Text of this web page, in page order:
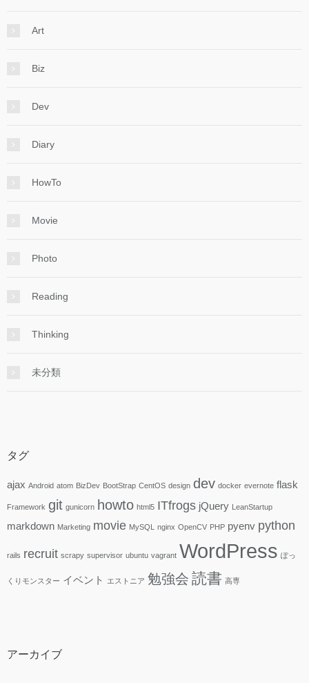
Art
Biz
Dev
Diary
HowTo
Movie
Photo
Reading
Thinking
未分類
タグ
ajax Android atom BizDev BootStrap CentOS design dev docker evernote flask
Framework git gunicorn howto html5 ITfrogs jQuery LeanStartup
markdown Marketing movie MySQL nginx OpenCV PHP pyenv python
rails recruit scrapy supervisor ubuntu vagrant WordPress ぽっ
くりモンスター イベント エストニア 勉強会 読書 高専
アーカイブ